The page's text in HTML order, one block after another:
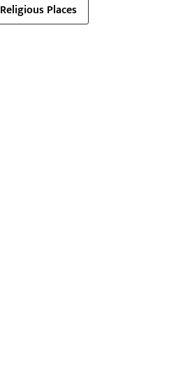
Religious Places